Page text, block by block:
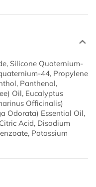
Silicone Quaternium-
44, Propylene
Panthenol,
Oil, Eucalyptus
Officinalis)
Odorata) Essential Oil,
Acid, Disodium
Potassium